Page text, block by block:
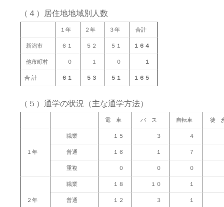
（４）居住地地域別人数
１年 ２年 ３年 合計
新潟市 ６１ ５２ ５１ １６４
他市町村 ０ １ ０ １
合 計 ６１ ５３ ５１ １６５
（５）通学の状況（主な通学方法）
電 車 バ ス 自転車 徒
１年
職業 １５ ３ ４
普通 １６ １ ７
重複 ０ ０ ０
２年
職業 １８ １０ １
普通 １２ ３ １